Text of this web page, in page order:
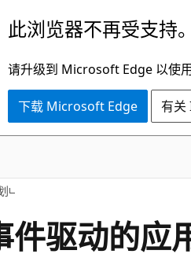
此浏览器不再受支持。
请升级到 Microsoft Edge 以使
下载 Microsoft Edge 有关
件驱动的应